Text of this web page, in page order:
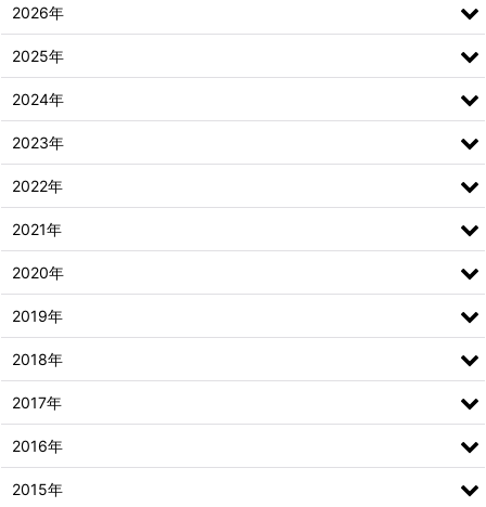
2026年
2025年
2024年
2023年
2022年
2021年
2020年
2019年
2018年
2017年
2016年
2015年